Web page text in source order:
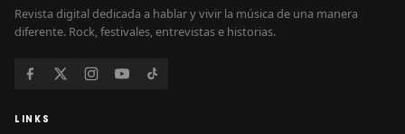
Revista digital dedicada a hablar y vivir la música de una manera
diferente. Rock, festivales, entrevistas e historias.
LINKS